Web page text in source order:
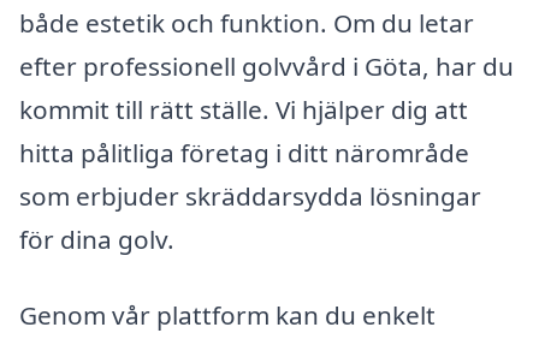
både estetik och funktion. Om du letar
efter professionell golvvård i Göta, har du
kommit till rätt ställe. Vi hjälper dig att
hitta pålitliga företag i ditt närområde
som erbjuder skräddarsydda lösningar
för dina golv.
Genom vår plattform kan du enkelt